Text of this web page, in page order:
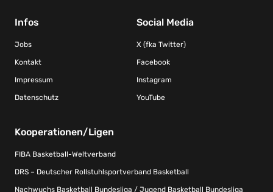
Infos
Jobs
Kontakt
Impressum
Datenschutz
Social Media
X (fka Twitter)
Facebook
Instagram
YouTube
Kooperationen/Ligen
FIBA Basketball-Weltverband
DRS – Deutscher Rollstuhlsportverband Basketball
Nachwuchs Basketball Bundesliga / Jugend Basketball Bundesliga